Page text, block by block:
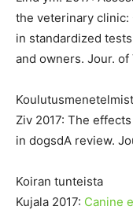
the veterinary
in standardized
and owners. Jour. of
Ziv 2017: The
in dogsdA review.
Koiran tunteista
Kujala 2017: Canine